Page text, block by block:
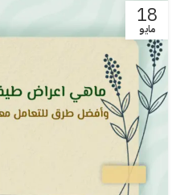
18
مايو